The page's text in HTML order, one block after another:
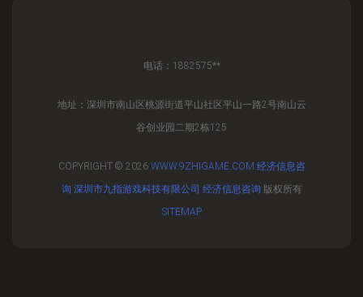
电话：1882575**
地址：深圳市南山区桃源街道平山社区平山一路2号南山云
谷创业园二期2栋125
COPYRIGHT © 2026 WWW.9ZHIGAME.COM 经济信息咨
询 深圳市九指游戏科技有限公司 经济信息咨询 版权所有
SITEMAP